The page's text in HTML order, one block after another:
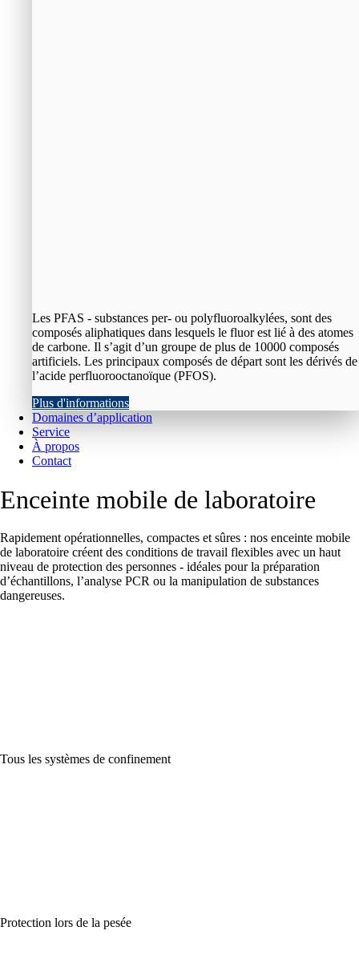
Les PFAS - substances per- ou polyfluoroalkylées, sont des
composés aliphatiques dans lesquels le fluor est lié à des atomes
de carbone. Il s’agit d’un groupe de plus de 10000 composés
artificiels. Les principaux composés de départ sont les dérivés de
l’acide perfluorooctanoïque (PFOS).
Plus d'informations
Domaines d’application
Service
À propos
Contact
Enceinte mobile de laboratoire
Rapidement opérationnelles, compactes et sûres : nos enceinte mobile
de laboratoire créent des conditions de travail flexibles avec un haut
niveau de protection des personnes - idéales pour la préparation
d’échantillons, l’analyse PCR ou la manipulation de substances
dangereuses.
Tous les systèmes de confinement
Protection lors de la pesée